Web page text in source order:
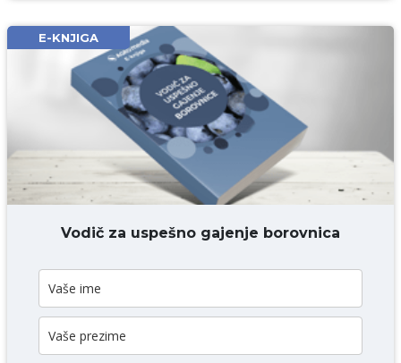
Email* obavezno
Komentar* obavezno
DODAJ KOMENTAR
E-KNJIGA
Vodič za uspešno gajenje borovnica